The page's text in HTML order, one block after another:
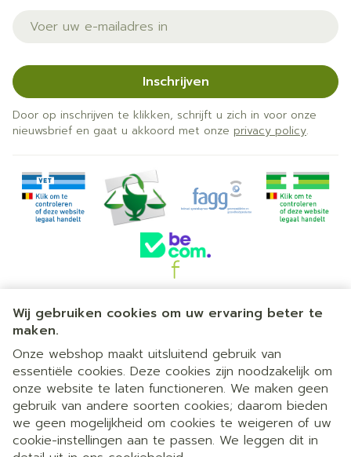
Wij gebruiken cookies om uw ervaring beter te
maken.
Onze webshop maakt uitsluitend gebruik van
essentiële cookies. Deze cookies zijn noodzakelijk om
onze website te laten functioneren. We maken geen
gebruik van andere soorten cookies; daarom bieden
we geen mogelijkheid om cookies te weigeren of uw
cookie-instellingen aan te passen. We leggen dit in
E-mail adres
Inschrijven
Door op inschrijven te klikken, schrijft u zich in voor onze
nieuwsbrief en gaat u akkoord met onze privacy policy.
Juridische links